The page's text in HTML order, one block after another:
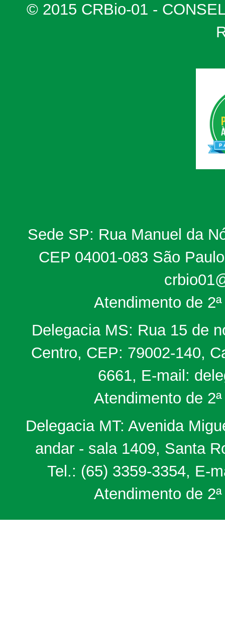
© 2015 CRBio-01 -
Sede SP: Rua Manuel da
CEP 04001-083 São
Atendimento de
Delegacia MS: Rua 15 de
Centro, CEP: 79002-140,
6661, E-mail:
Atendimento de
Delegacia MT: Avenida
andar - sala 1409, Santa
Tel.: (65) 3359-3354, E-
Atendimento de